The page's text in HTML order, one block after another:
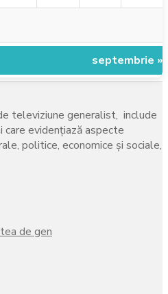
septembrie »
televiziune generalist, include
care evidenţiază aspecte
politice, economice şi sociale,
de gen